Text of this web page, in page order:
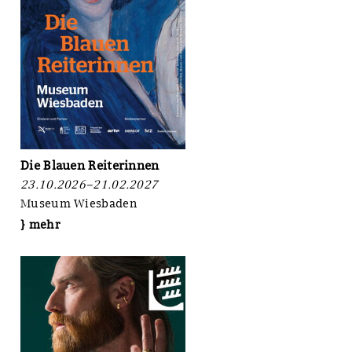
Symposium
im
Oktober
Die Blauen Reiterinnen
23.10.2026–21.02.2027
Museum Wiesbaden
} mehr